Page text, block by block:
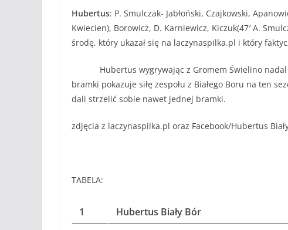
Hubertus: P. Smulczak- Jabłoński, Czajkowski,
Kwiecien), Borowicz, D. Karniewicz, Kiczuk(47′ A.
środę, który ukazał się na laczynaspilka.pl i który
Hubertus wygrywając z Gromem Świelino nadal
bramki pokazuje siłę zespołu z Białego Boru na ten
dali strzelić sobie nawet jednej bramki.
zdjęcia z laczynaspilka.pl oraz Facebook/Hubertus
TABELA:
1 Hubertus Biały Bór